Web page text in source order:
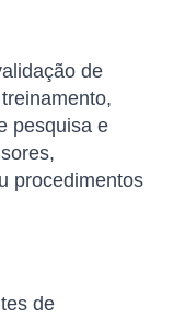
de
pesquisa e
procedimentos
de